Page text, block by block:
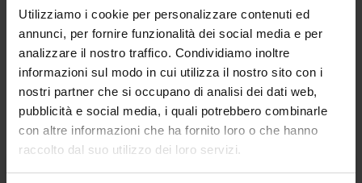
Utilizziamo i cookie per personalizzare contenuti ed
annunci, per fornire funzionalità dei social media e per
analizzare il nostro traffico. Condividiamo inoltre
informazioni sul modo in cui utilizza il nostro sito con i
nostri partner che si occupano di analisi dei dati web,
pubblicità e social media, i quali potrebbero combinarle
con altre informazioni che ha fornito loro o che hanno
raccolto dal suo utilizzo dei loro servizi.
Ancora non ci sono recensioni.
(Click here to login and review this product)